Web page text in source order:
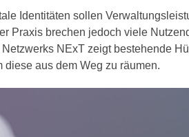
Identitäten sollen
Praxis brechen jedoch viele
Netzwerks NExT zeigt bestehende
diese aus dem Weg zu räumen.